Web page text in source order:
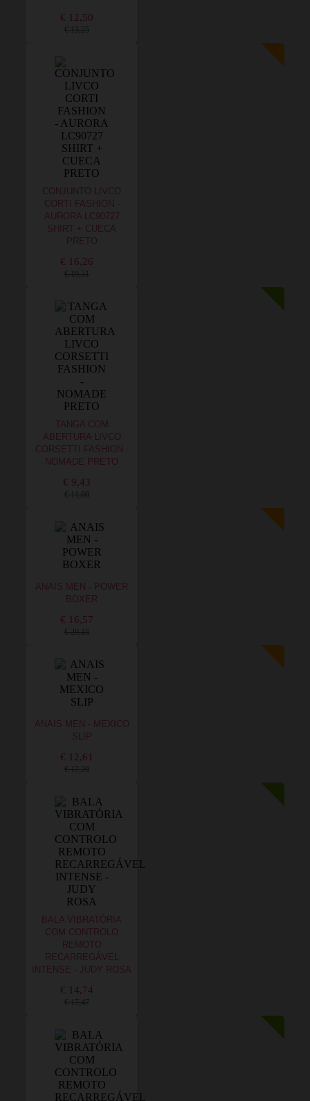
€ 12,50
€ 13,25
CONJUNTO LIVCO
CORTI FASHION -
AURORA LC90727
SHIRT + CUECA
PRETO
€ 16,26
€ 19,51
TANGA COM
ABERTURA LIVCO
CORSETTI FASHION -
NOMADE PRETO
€ 9,43
€ 11,00
ANAIS MEN - POWER
BOXER
€ 16,57
€ 20,16
ANAIS MEN - MEXICO
SLIP
€ 12,61
€ 17,20
BALA VIBRATÓRIA
COM CONTROLO
REMOTO
RECARREGÁVEL
INTENSE - JUDY ROSA
€ 14,74
€ 17,47